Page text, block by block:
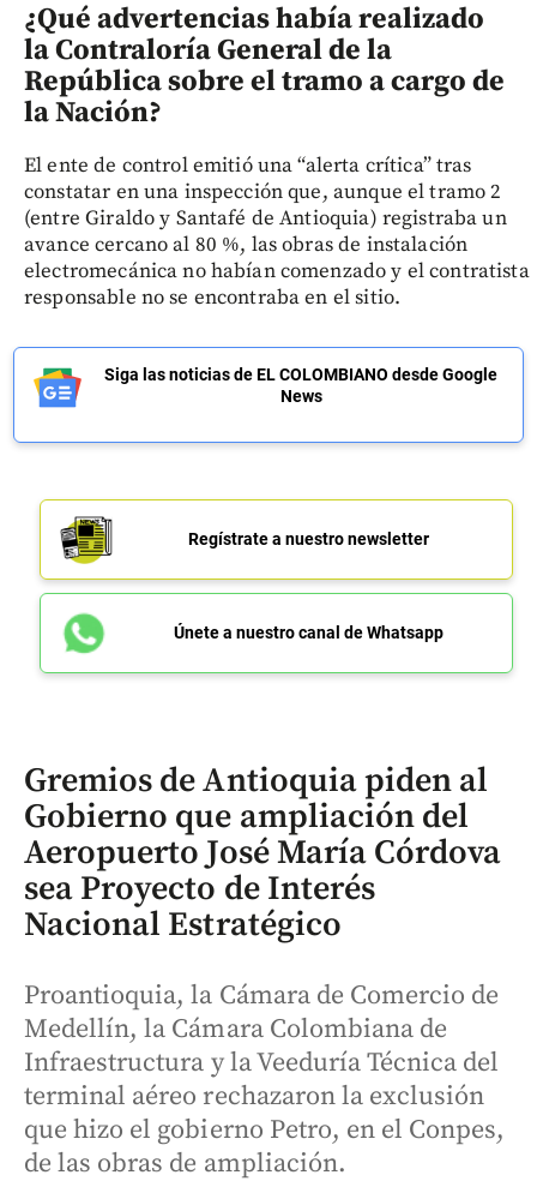
¿Qué advertencias había realizado
la Contraloría General de la
República sobre el tramo a cargo de
la Nación?
El ente de control emitió una “alerta crítica” tras
constatar en una inspección que, aunque el tramo 2
(entre Giraldo y Santafé de Antioquia) registraba un
avance cercano al 80 %, las obras de instalación
electromecánica no habían comenzado y el contratista
responsable no se encontraba en el sitio.
Siga las noticias de EL COLOMBIANO desde Google
News
Regístrate a nuestro newsletter
Únete a nuestro canal de Whatsapp
Gremios de Antioquia piden al
Gobierno que ampliación del
Aeropuerto José María Córdova
sea Proyecto de Interés
Nacional Estratégico
Proantioquia, la Cámara de Comercio de
Medellín, la Cámara Colombiana de
Infraestructura y la Veeduría Técnica del
terminal aéreo rechazaron la exclusión
que hizo el gobierno Petro, en el Conpes,
de las obras de ampliación.